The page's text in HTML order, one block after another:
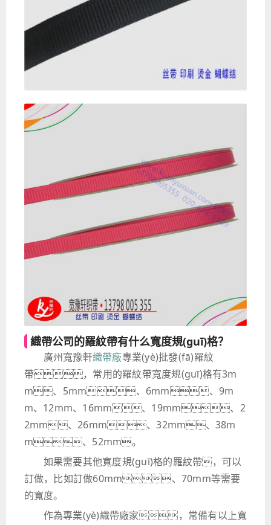
織帶公司的羅紋帶有什么寬度規(guī)格？
廣州寬豫軒織帶廠專業(yè)批發(fā)羅紋
帶，常用的羅紋帶寬度規(guī)格有3m
m、5mm、6mm、9m
m、12mm、16mm、19mm、2
2mm、26mm、32mm、38m
m、52mm。
如果需要其他寬度規(guī)格的羅紋帶，可以
訂做，比如訂做60mm、70mm等需要
的寬度。
作為專業(yè)織帶廠家，常備有以上寬